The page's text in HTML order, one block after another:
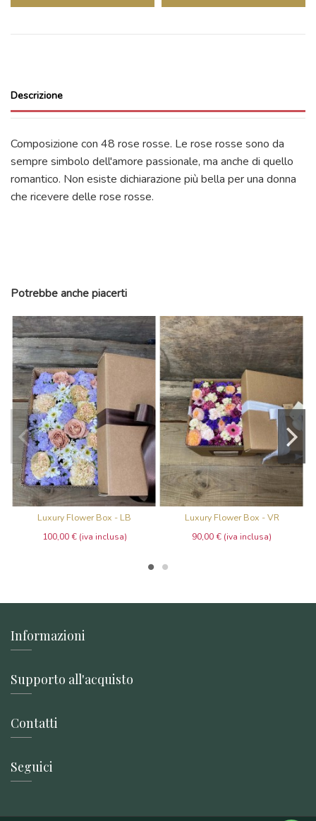
Descrizione
Composizione con 48 rose rosse. Le rose rosse sono da
sempre simbolo dell'amore passionale, ma anche di quello
romantico. Non esiste dichiarazione più bella per una donna
che ricevere delle rose rosse.
Potrebbe anche piacerti
Luxury Flower Box - LB
100,00 €
Luxury Flower Box - VR
90,00 €
Informazioni
Supporto all'acquisto
Contatti
Seguici